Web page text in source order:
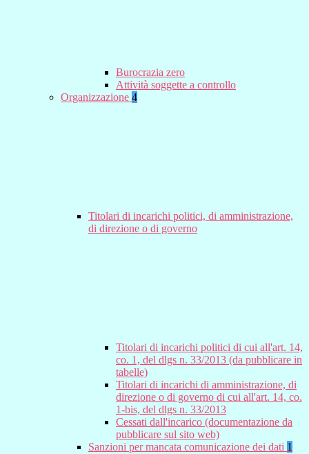
Burocrazia zero
Attività soggette a controllo
Organizzazione 4
Titolari di incarichi politici, di amministrazione,
di direzione o di governo
Titolari di incarichi politici di cui all'art. 14,
co. 1, del dlgs n. 33/2013 (da pubblicare in
tabelle)
Titolari di incarichi di amministrazione, di
direzione o di governo di cui all'art. 14, co.
1-bis, del dlgs n. 33/2013
Cessati dall'incarico (documentazione da
pubblicare sul sito web)
Sanzioni per mancata comunicazione dei dati 1